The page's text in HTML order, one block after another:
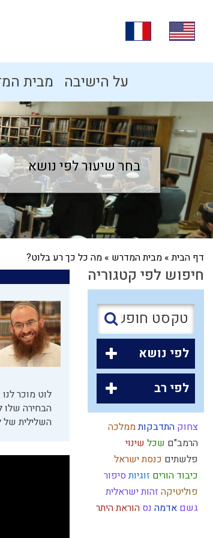
על הישיבה מבית
בחר שיעור לפי נושא
בחר שיעור לפי נושא
דף הבית» מבית המדרש » מה כל כך רע בלוט?
חיפוש לפי קטגוריה
לפי נושא
לפי רב
צחוק התדבקותממלכה
הרמב"ם שכל שינוי
פלשתים כנסת ישראל
כיבוד הורים זוגיותסיפור
פוליטיקה זהות ישראלית
גשם אדמה נס הוראת היתר
לוט מוכר
הבחירה שלו
השלילית של